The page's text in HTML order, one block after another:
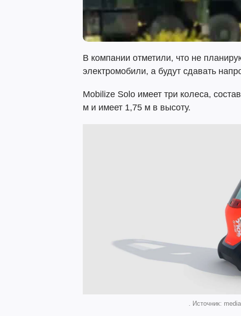
В компании отметили, что не
электромобили, а будут сдавать
Mobilize Solo имеет три колеса,
м и имеет 1,75 м в высоту.
. Источник: